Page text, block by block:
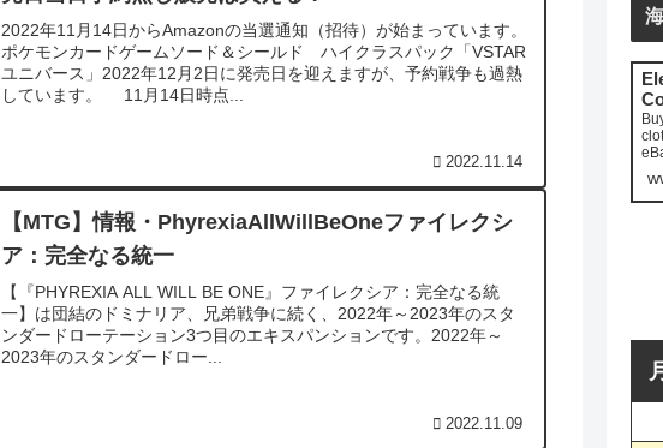
2022年11月14日からAmazonの当選通知（招待）が始まっています。
ポケモンカードゲームソード＆シールド ハイクラスパック「VSTAR
ユニバース」2022年12月2日に発売日を迎えますが、予約戦争も過熱
しています。 11月14日時点...
2022.11.14
【MTG】情報・PhyrexiaAllWillBeOneファイレクシ
ア：完全なる統一
【『PHYREXIA ALL WILL BE ONE』ファイレクシア：完全なる統
一】は団結のドミナリア、兄弟戦争に続く、2022年～2023年のスタ
ンダードローテーション3つ目のエキスパンションです。2022年～
2023年のスタンダードロー...
2022.11.09
月